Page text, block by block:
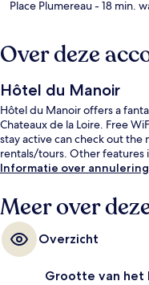
Place Plumereau- 18 min.
Over deze
Hôtel du Manoir
Hôtel du Manoir offers a
Chateaux de la Loire. Free
stay active can check out
rentals/tours. Other features
Informatie over
Meer over
Overzicht
Grootte van het